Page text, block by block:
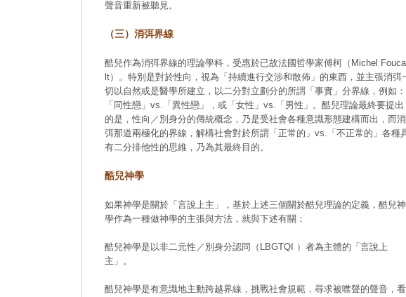
聲音重新被聽見。
（三）消弭界線
酷兒作為消弭界線的理論學科，受惠於已故法國哲學家傅柯（Michel
lt）。特別是對於性向，視為「持續進行交涉和散佈」的東西，並主張消弭
切以自然或是醫學所建立，以二分對立劃分的所謂「事實」分界線，例如：
「同性戀」vs.「異性戀」，或「女性」vs.「男性」。酷兒理論最終要提出
的是，性向／別身分的傳統概念，乃是受社會各種意識形態建構而出，而消
弭那道兩極化的界線，解構社會對於所謂「正常的」vs.「不正常的」各種
有二分排他性的思維，乃為其最終目的。
酷兒神學
如果神學是關於「言說上主」，基於上述三個關於酷兒理論的定義，酷兒神
學作為一種做神學的主張與方法，就與下述有關：
酷兒神學是以非二元性／別身分認同（LBGTQI ）者為主體的「言說上
主」。
酷兒神學是有意識地主動跨越界線，挑戰社會規範，尋求被噤聲的聲音，看